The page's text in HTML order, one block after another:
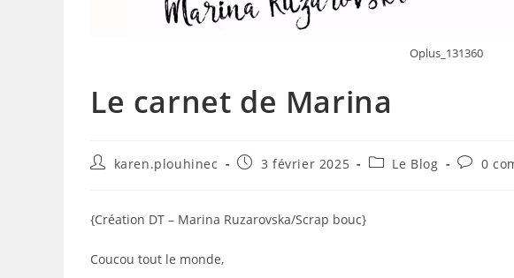
Oplus_131360
Le carnet de Marina
Auteur/autrice
publication :
karen.plouhinec
Publication
3 février 2025
PostLe Blog 0
{Création DT – Marina Ruzarovska/Scrap bouc}
Coucou tout le monde,